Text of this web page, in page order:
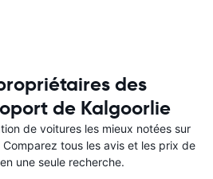
des
de Kalgoorlie
de voitures les mieux notées sur
tous les avis et les prix de
une seule recherche.